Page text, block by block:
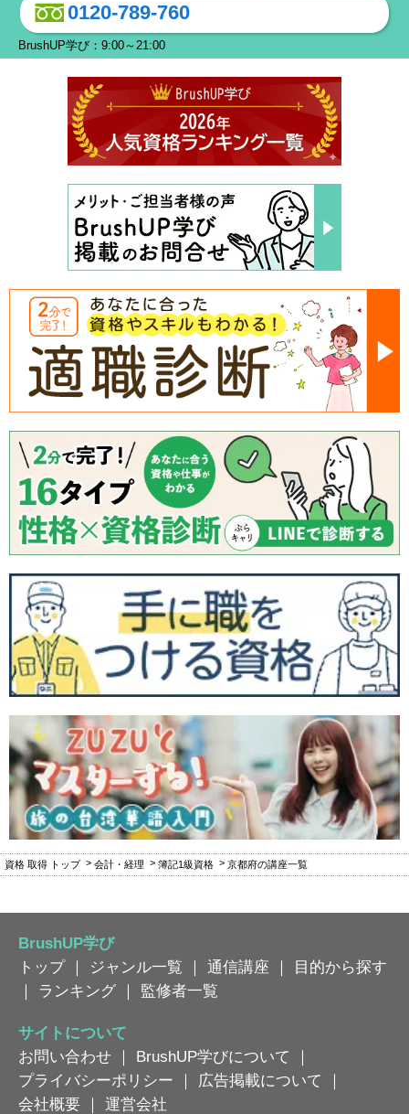
0120-789-760
BrushUP学び：9:00～21:00
資格 取得 トップ 会計・経理 簿記1級資格 京都府の講座一覧
BrushUP学び
トップ｜ ジャンル一覧 ｜ 通信講座 ｜
目的から探す
｜
ランキング ｜ 監修者一覧
サイトについて
お問い合わせ ｜ BrushUP学びについて
｜
プライバシーポリシー ｜ 広告掲載について
｜
会社概要 ｜ 運営会社